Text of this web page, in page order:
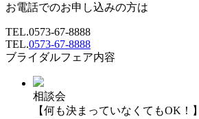
お電話でのお申し込みの方は
TEL.0573-67-8888
TEL.0573-67-8888
ブライダルフェア内容
相談会
【何も決まっていなくてもOK！